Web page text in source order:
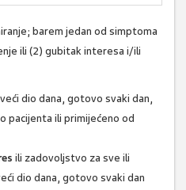
barem jedan od simptoma
ili (2) gubitak interesa i/ili
veći dio dana, gotovo svaki dan,
pacijenta ili primijećeno od
ili zadovoljstvo za sve ili
dio dana, gotovo svaki dan